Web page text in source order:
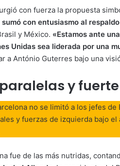
con fuerza la propuesta
sumó con entusiasmo al
y México. «Estamos ante
Unidas sea liderada por una
a António Guterres bajo una
y
no se limitó a los jefes
y fuerzas de izquierda bajo
fue de las más nutridas,